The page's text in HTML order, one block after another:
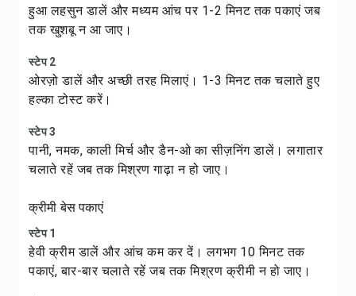
हुआ लहसुन डालें और मध्यम आंच पर 1-2 मिनट तक पकाएं जब
तक खुशबू न आ जाए।
स्टेप 2
ओरज़ो डालें और अच्छी तरह मिलाएं। 1-3 मिनट तक चलाते हुए
हल्का टोस्ट करें।
स्टेप 3
पानी, नमक, काली मिर्च और डैन-ओ का सीज़निंग डालें। लगातार
चलाते रहें जब तक मिश्रण गाढ़ा न हो जाए।
क्रीमी बेस पकाएं
स्टेप 1
हेवी क्रीम डालें और आंच कम कर दें। लगभग 10 मिनट तक
पकाएं, बार-बार चलाते रहें जब तक मिश्रण क्रीमी न हो जाए।